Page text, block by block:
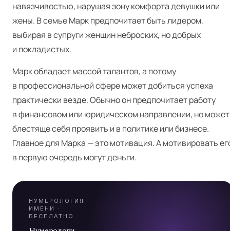
навязчивостью, нарушая зону комфорта девушки или
жены. В семье Марк предпочитает быть лидером,
выбирая в супруги женщин неброских, но добрых
и покладистых.
Марк обладает массой талантов, а потому
в профессиональной сфере может добиться успеха
практически везде. Обычно он предпочитает работу
в финансовом или юридическом направлении, но может
блестяще себя проявить и в политике или бизнесе.
Главное для Марка — это мотивация. А мотивировать
в первую очередь могут деньги.
НУМЕРОЛОГИЯ
ИМЕНИ ·
БЕСПЛАТНО